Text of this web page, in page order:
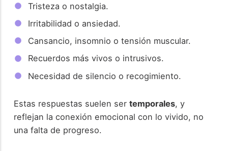
Tristeza o nostalgia.
Irritabilidad o ansiedad.
Cansancio, insomnio o tensión muscular.
Recuerdos más vivos o intrusivos.
Necesidad de silencio o recogimiento.
Estas respuestas suelen ser temporales, y
reflejan la conexión emocional con lo vivido, no
una falta de progreso.